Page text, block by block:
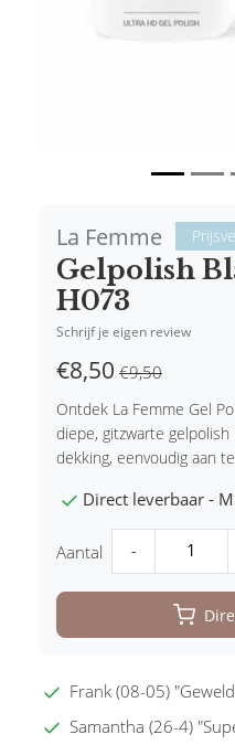
La Femme
Gelpolish
H073
Schrijf je eigen review
€8,50 €9,50
Ontdek La Femme Gel
diepe, gitzwarte
dekking, eenvoudig aan
Direct leverbaar -
Aantal -
Frank (08-05)
Samantha (26-4)